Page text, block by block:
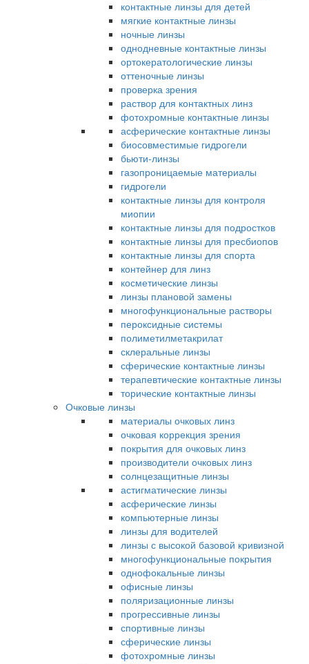
контактные линзы для детей
мягкие контактные линзы
ночные линзы
однодневные контактные линзы
ортокератологические линзы
оттеночные линзы
проверка зрения
раствор для контактных линз
фотохромные контактные линзы
асферические контактные линзы
биосовместимые гидрогели
бьюти-линзы
газопроницаемые материалы
гидрогели
контактные линзы для контроля
миопии
контактные линзы для подростков
контактные линзы для пресбиопов
контактные линзы для спорта
контейнер для линз
косметические линзы
линзы плановой замены
многофункциональные растворы
пероксидные системы
полиметилметакрилат
склеральные линзы
сферические контактные линзы
терапевтические контактные линзы
торические контактные линзы
Очковые линзы
материалы очковых линз
очковая коррекция зрения
покрытия для очковых линз
производители очковых линз
солнцезащитные линзы
астигматические линзы
асферические линзы
компьютерные линзы
линзы для водителей
линзы с высокой базовой кривизной
многофункциональные покрытия
однофокальные линзы
офисные линзы
поляризационные линзы
прогрессивные линзы
спортивные линзы
сферические линзы
фотохромные линзы